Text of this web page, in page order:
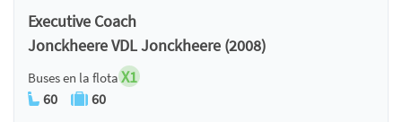
Executive Coach
Jonckheere VDL Jonckheere (2008)
Buses en la flota X1
60 60